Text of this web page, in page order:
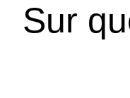
Sur